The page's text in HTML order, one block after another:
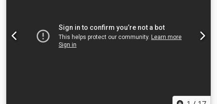
m2 Duljina: 5,6m Širina: 2 m Visina: 2,4m
Upravljanje/upravljanje: Upravljački ormar s upravljačkim
tipkama Materijal: nehrđajući čelik Djdovcqy Uepfx Acksck